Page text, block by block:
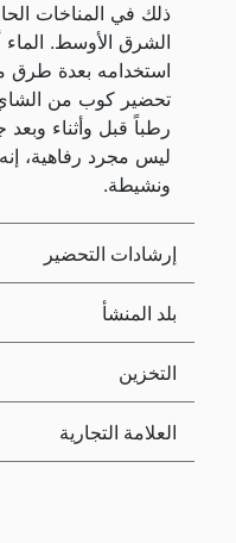
ذلك في المناخات
الشرق الأوسط.
استخدامه بعدة طرق
تحضير كوب من الشاي
رطباً قبل وأثناء وبعد
ليس مجرد رفاهية،
ونشيطة.
إرشادات التحضير
بلد المنشأ
التخزين
العلامة التجارية